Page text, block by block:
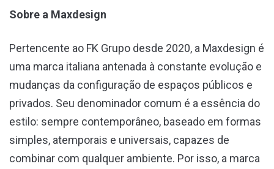
Sobre a Maxdesign
Pertencente ao FK Grupo desde 2020, a Maxdesign é
uma marca italiana antenada à constante evolução e
mudanças da configuração de espaços públicos e
privados. Seu denominador comum é a essência do
estilo: sempre contemporâneo, baseado em formas
simples, atemporais e universais, capazes de
combinar com qualquer ambiente. Por isso, a marca